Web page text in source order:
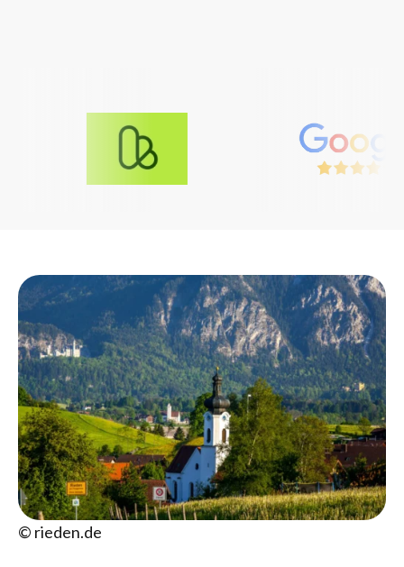
© rieden.de